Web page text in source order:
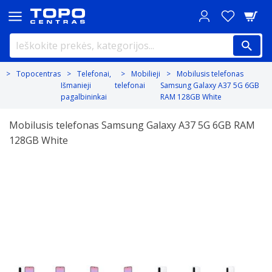
Topocentras
Telefonai,
Išmanieji
pagalbininkai
Mobilieji
telefonai
Mobilusis telefonas
Samsung Galaxy A37 5G 6GB
RAM 128GB White
Mobilusis telefonas Samsung Galaxy A37 5G 6GB RAM
128GB White